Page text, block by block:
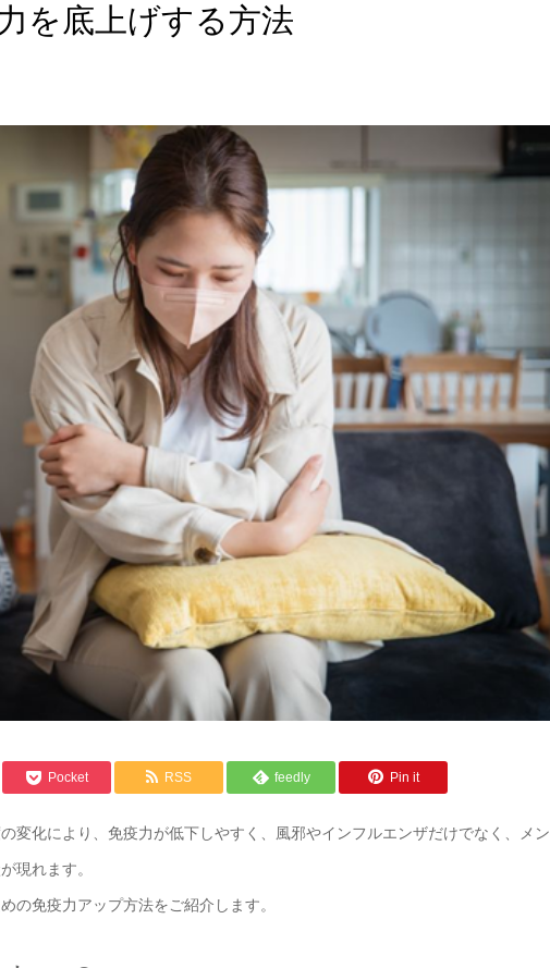
を底上げする方法
Pocket RSS feedly Pin it
変化により、免疫力が低下しやすく、風邪やインフルエンザだけでなく、メン
現れます。
の免疫力アップ方法をご紹介します。